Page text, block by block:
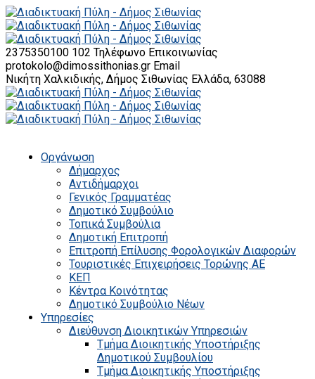
2375350100 102 Τηλέφωνο Επικοινωνίας
protokolo@dimossithonias.gr Email
Νικήτη Χαλκιδικής, Δήμος Σιθωνίας Ελλάδα, 63088
Οργάνωση
Δήμαρχος
Αντιδήμαρχοι
Γενικός Γραμματέας
Δημοτικό Συμβούλιο
Τοπικά Συμβούλια
Δημοτική Επιτροπή
Επιτροπή Επίλυσης Φορολογικών Διαφορών
Τουριστικές Επιχειρήσεις Τορώνης ΑΕ
ΚΕΠ
Κέντρα Κοινότητας
Δημοτικό Συμβούλιο Νέων
Υπηρεσίες
Διεύθυνση Διοικητικών Υπηρεσιών
Τμήμα Διοικητικής Υποστήριξης
Δημοτικού Συμβουλίου
Τμήμα Διοικητικής Υποστήριξης